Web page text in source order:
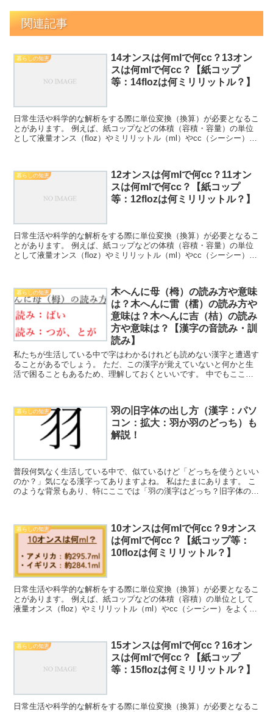
関連記事
暮らしの知恵
14オンスは何mlで何cc？13オン
スは何mlで何cc？【紙コップ
等：14flozは何ミリリットル？】
日常生活や科学的な解析をする際に単位変換（換算）が必要となるこ
とがあります。 例えば、紙コップなどの体積（容積・容量）の単位
として液量オンス（floz）やミリリットル（ml）やcc（シーシー）を
暮らしの知恵
12オンスは何mlで何cc？11オン
スは何mlで何cc？【紙コップ
等：12flozは何ミリリットル？】
日常生活や科学的な解析をする際に単位変換（換算）が必要となるこ
とがあります。 例えば、紙コップなどの体積（容積・容量）の単位
として液量オンス（floz）やミリリットル（ml）やcc（シーシー）を
暮らしの知恵
木へんに母（栂）の読み方や意味
は？木へんに雷（檑）の読み方や
意味は？木へんに吉（桔）の読み
方や意味は？【漢字の音読み・訓
読み】
私たちが生活している中で字はわかるけれども読めない漢字と遭遇す
ることがあるでしょう。 ただ、この漢字が覚えていないと何かと生
活で困ることもあるため、理解しておくといいです。 中でもここで
暮らしの知恵
羽の旧字体の出し方（漢字：パソ
コン：拡大：羽か羽のどっち）も
解説！
普段何気なく生活している中で、似ているけど「どっちを使うといい
のか？」気になる漢字ってありますよね。 私はたまにあります。 こ
のような背景もあり、特にここでは「羽の漢字はどっち？旧字体の出
暮らしの知恵
10オンスは何mlで何cc？9オンス
は何mlで何cc？【紙コップ等：
10flozは何ミリリットル？】
日常生活や科学的な解析をする際に単位変換（換算）が必要となるこ
とがあります。 例えば、紙コップなどの体積（容積）の単位として
液量オンス（floz）やミリリットル（ml）やcc（シーシー）をよく使
暮らしの知恵
15オンスは何mlで何cc？16オン
スは何mlで何cc？【紙コップ
等：15flozは何ミリリットル？】
日常生活や科学的な解析をする際に単位変換（換算）が必要となるこ